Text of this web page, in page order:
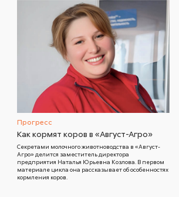
Прогресс
Как кормят коров в «Август-Агро»
Секретами молочного животноводства в «Август-
Агро» делится заместитель директора
предприятия Наталья Юрьевна Козлова. В первом
материале цикла она рассказывает об особенностях
кормления коров.